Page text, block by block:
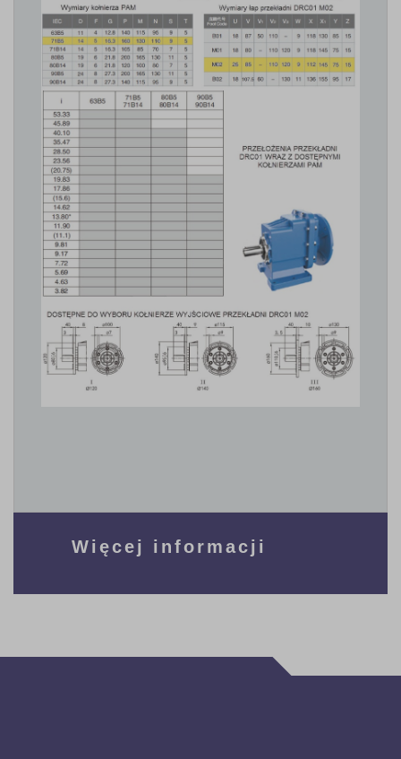
Więcej informacji